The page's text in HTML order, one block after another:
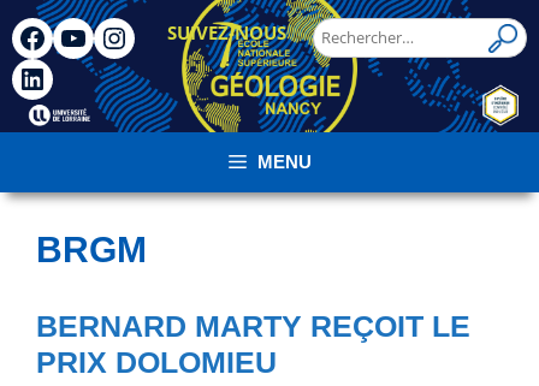
SUIVEZ-NOUS
!
MENU
BRGM
BERNARD MARTY REÇOIT LE
PRIX DOLOMIEU